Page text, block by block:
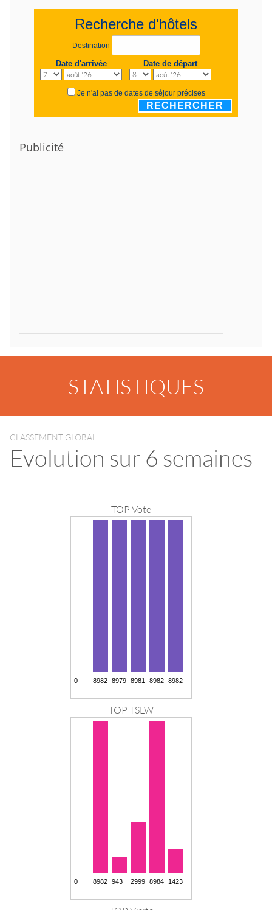
Recherche d'hôtels
Destination
Date d'arrivée Date de départ
Je n'ai pas de dates de séjour précises
RECHERCHER
Publicité
STATISTIQUES
CLASSEMENT GLOBAL
Evolution sur 6 semaines
TOP Vote
TOP TSLW